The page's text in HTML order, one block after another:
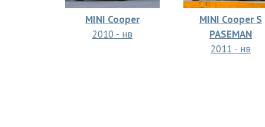
MINI Cooper
2010 - нв
MINI Cooper S
PASEMAN
2011 - нв